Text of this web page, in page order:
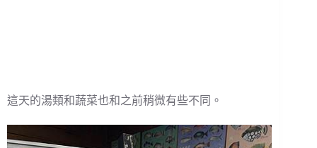
這天的湯類和蔬菜也和之前稍微有些不同。